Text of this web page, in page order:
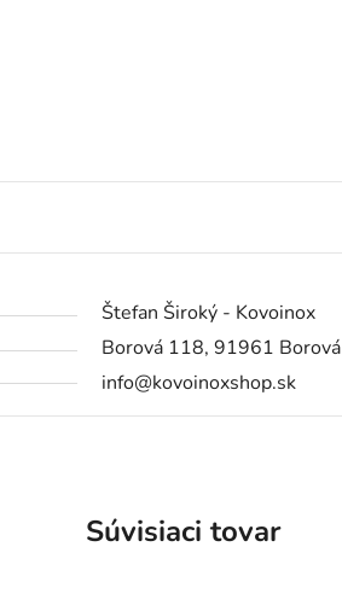
Štefan Široký - Kovoinox
Borová 118, 91961 Borová
info@kovoinoxshop.sk
Súvisiaci tovar